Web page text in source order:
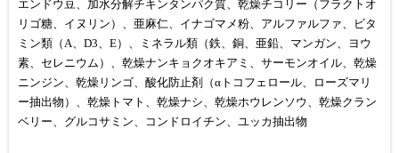
エンドウ豆、加水分解チキンタンパク質、乾燥チコリー（フラクトオ
リゴ糖、イヌリン）、亜麻仁、イナゴマメ粉、アルファルファ、ビタ
ミン類（A、D3、E）、ミネラル類（鉄、銅、亜鉛、マンガン、ヨウ
素、セレニウム）、乾燥ナンキョクオキアミ、サーモンオイル、乾燥
ニンジン、乾燥リンゴ、酸化防止剤（αトコフェロール、ローズマリ
ー抽出物）、乾燥トマト、乾燥ナシ、乾燥ホウレンソウ、乾燥クラン
ベリー、グルコサミン、コンドロイチン、ユッカ抽出物